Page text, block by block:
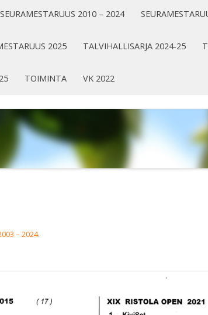
SEURAMESTARUUS 2010 – 2024
2025 TALVIHALLISARJA 2024-25
TOIMINTA VK 2022
– 2024.